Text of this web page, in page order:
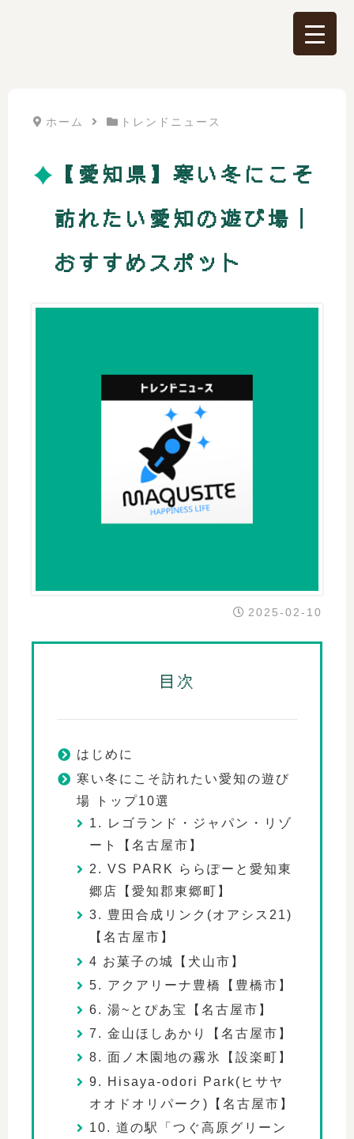
ホーム トレンドニュース
【愛知県】寒い冬にこそ
訪れたい愛知の遊び場｜
おすすめスポット
2025-02-10
目次
はじめに
寒い冬にこそ訪れたい愛知の遊び
場 トップ10選
1. レゴランド・ジャパン・リゾ
ート【名古屋市】
2. VS PARK ららぽーと愛知東
郷店【愛知郡東郷町】
3. 豊田合成リンク(オアシス21)
【名古屋市】
4 お菓子の城【犬山市】
5. アクアリーナ豊橋【豊橋市】
6. 湯~とぴあ宝【名古屋市】
7. 金山ほしあかり【名古屋市】
8. 面ノ木園地の霧氷【設楽町】
9. Hisaya-odori Park(ヒサヤ
オオドオリパーク)【名古屋市】
10. 道の駅「つぐ高原グリーン